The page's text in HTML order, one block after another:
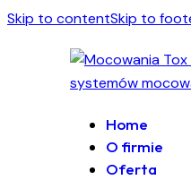
Skip to contentSkip to
Home
O firmie
Oferta